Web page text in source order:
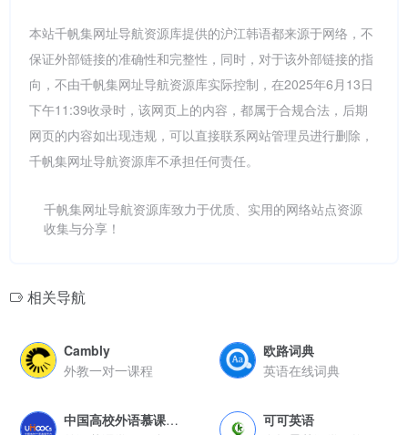
本站千帆集网址导航资源库提供的沪江韩语都来源于网络，不
保证外部链接的准确性和完整性，同时，对于该外部链接的指
向，不由千帆集网址导航资源库实际控制，在2025年6月13日
下午11:39收录时，该网页上的内容，都属于合规合法，后期
网页的内容如出现违规，可以直接联系网站管理员进行删除，
千帆集网址导航资源库不承担任何责任。
千帆集网址导航资源库致力于优质、实用的网络站点资源
收集与分享！
相关导航
Cambly
外教一对一课程
欧路词典
英语在线词典
中国高校外语慕课平台 可可英语